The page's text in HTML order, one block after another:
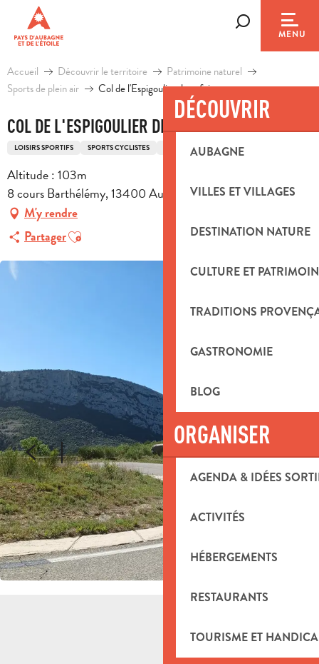
contenu
principal
MENU
DÉCOUVRIR
AUBAGNE
VILLES ET VILLAGES
DESTINATION NATURE
CULTURE ET
TRADITIONS
GASTRONOMIE
BLOG
ORGANISER
AGENDA & IDÉES
ACTIVITÉS
HÉBERGEMENTS
RESTAURANTS
TOURISME ET
Accueil Découvrir le territoire
Patrimoine naturel
Sports de plein air
Col de l'Espigoulier deux fois
COL DE L'ESPIGOULIER DEUX FOIS
LOISIRS SPORTIFS SPORTS CYCLISTES ITINÉRAIRE CYCLO
Altitude : 103m
8 cours Barthélémy, 13400 Aubagne
M'y rendre
PartagerAjouter aux favoris